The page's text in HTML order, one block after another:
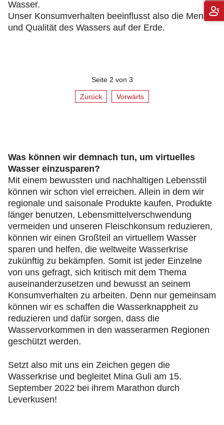
Wasser.
Unser Konsumverhalten beeinflusst also die Menge
und Qualität des Wassers auf der Erde.
Seite 2 von 3
Zurück Vorwärts
Was können wir demnach tun, um virtuelles
Wasser einzusparen?
Mit einem bewussten und nachhaltigen Lebensstil
können wir schon viel erreichen. Allein in dem wir
regionale und saisonale Produkte kaufen, Produkte
länger benutzen, Lebensmittelverschwendung
vermeiden und unseren Fleischkonsum reduzieren,
können wir einen Großteil an virtuellem Wasser
sparen und helfen, die weltweite Wasserkrise
zukünftig zu bekämpfen. Somit ist jeder Einzelne
von uns gefragt, sich kritisch mit dem Thema
auseinanderzusetzen und bewusst an seinem
Konsumverhalten zu arbeiten. Denn nur gemeinsam
können wir es schaffen die Wasserknappheit zu
reduzieren und dafür sorgen, dass die
Wasservorkommen in den wasserarmen Regionen
geschützt werden.
Setzt also mit uns ein Zeichen gegen die
Wasserkrise und begleitet Mina Guli am 15.
September 2022 bei ihrem Marathon durch
Leverkusen!